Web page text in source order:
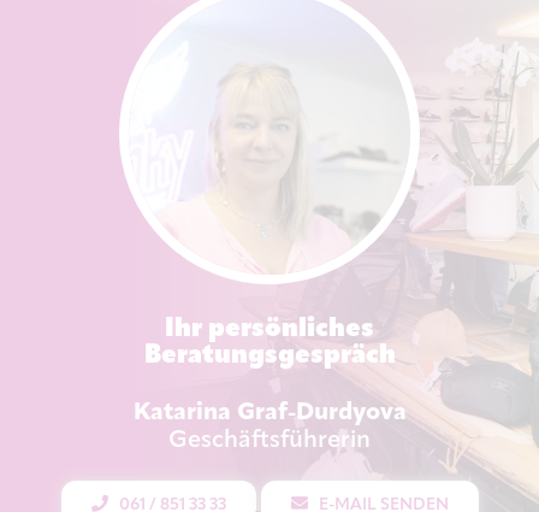
Ihr persönliches
Beratungsgespräch
Katarina Graf-Durdyova
Geschäftsführerin
061 / 851 33 33 E-MAIL SENDEN